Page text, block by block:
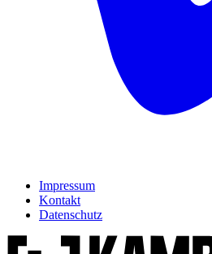
Impressum
Kontakt
Datenschutz